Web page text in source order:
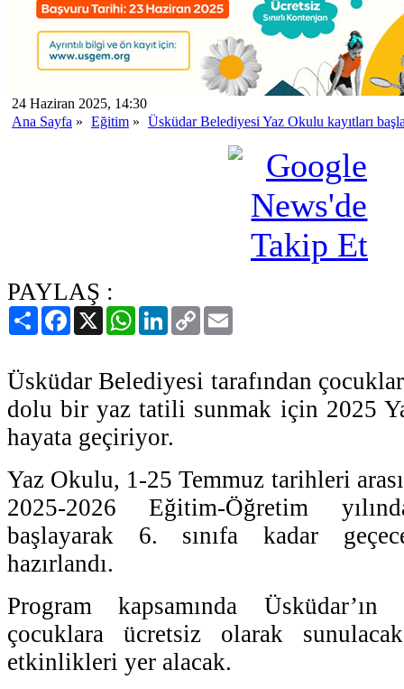
24 Haziran 2025, 14:30
Ana Sayfa » Eğitim » Üsküdar Belediyesi Yaz Okulu kayıtları
PAYLAŞ :
PaylaşFacebook
X WhatsAppLinkedIn
Copy
Link
Üsküdar Belediyesi tarafından
dolu bir yaz tatili sunmak için 2025
hayata geçiriyor.
Yaz Okulu, 1-25 Temmuz tarihleri
2025-2026 Eğitim-Öğretim
başlayarak 6. sınıfa kadar
hazırlandı.
Program kapsamında
çocuklara ücretsiz olarak
etkinlikleri yer alacak.